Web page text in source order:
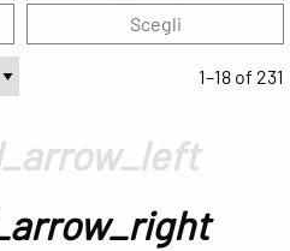
Scegli
1–18 of 231